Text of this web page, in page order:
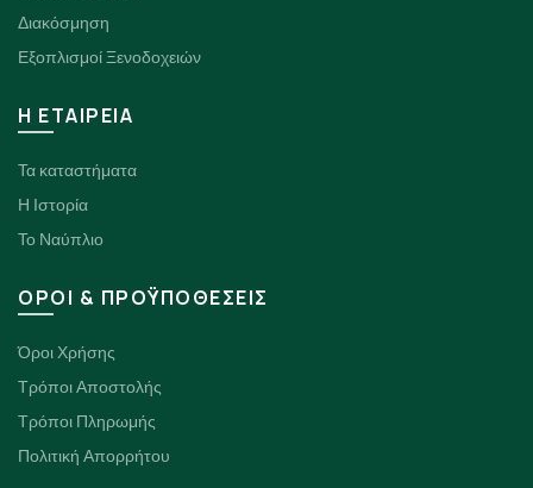
Διακόσμηση
Εξοπλισμοί Ξενοδοχειών
H ΕΤΑΙΡΕΙΑ
Τα καταστήματα
Η Ιστορία
Το Ναύπλιο
ΟΡΟΙ & ΠΡΟΫΠΟΘΕΣΕΙΣ
Όροι Χρήσης
Τρόποι Αποστολής
Τρόποι Πληρωμής
Πολιτική Απορρήτου